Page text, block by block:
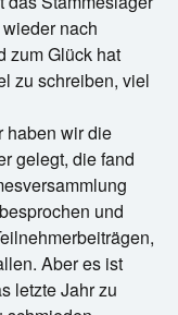
nach
zum Glück hat
zu schreiben, viel
haben wir die
gelegt, die fand
und
Aber es ist
letzte Jahr zu